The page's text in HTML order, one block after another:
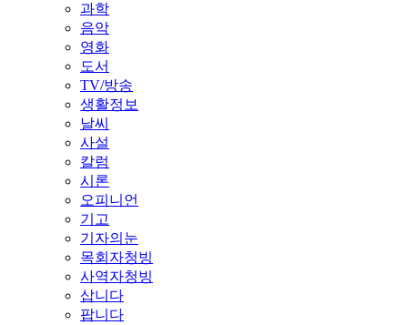
과학
음악
영화
도서
TV/방송
생활정보
날씨
사설
칼럼
시론
오피니언
기고
기자의눈
목회자청빙
사역자청빙
삽니다
팝니다